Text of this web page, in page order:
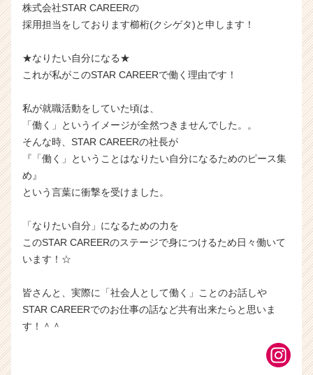
株式会社STAR CAREERの
採用担当をしております櫛桁(クシゲタ)と申します！
★なりたい自分になる★
これが私がこのSTAR CAREERで働く理由です！
私が就職活動をしていた頃は、
「働く」というイメージが全然つきませんでした。。
そんな時、STAR CAREERの社長が
『「働く」ということはなりたい自分になるためのピース集
め』
という言葉に衝撃を受けました。
「なりたい自分」になるための力を
このSTAR CAREERのステージで身につけるため日々働いて
います！☆
皆さんと、実際に「社会人として働く」ことのお話しや
STAR CAREERでのお仕事の話など共有出来たらと思いま
す！＾＾